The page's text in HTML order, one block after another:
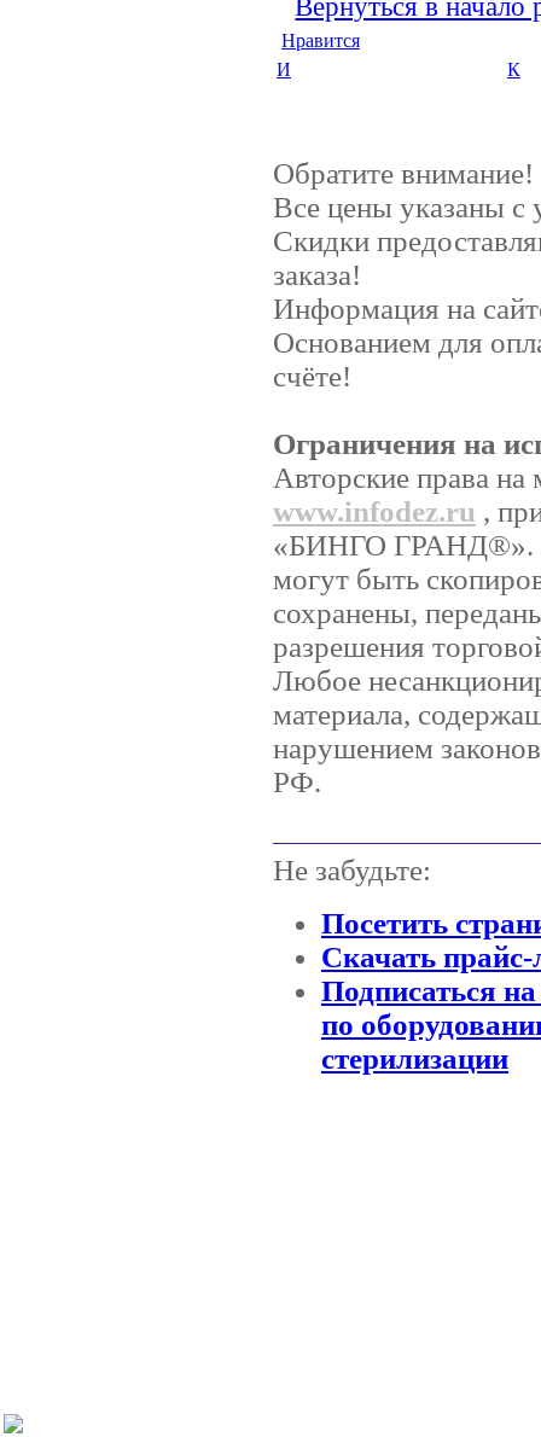
Нравится
И
К
Обратите внимание!
Все цены указаны
Скидки
заказа!
Информация на
Основанием для
счёте!
Ограничения на
Авторские права
www.infodez.ru ,
«БИНГО ГРАНД®».
могут быть
сохранены,
разрешения
Любое
материала,
нарушением
РФ.
Не забудьте:
Посетить
Скачать прайс-
Подписаться
по
стерилизации